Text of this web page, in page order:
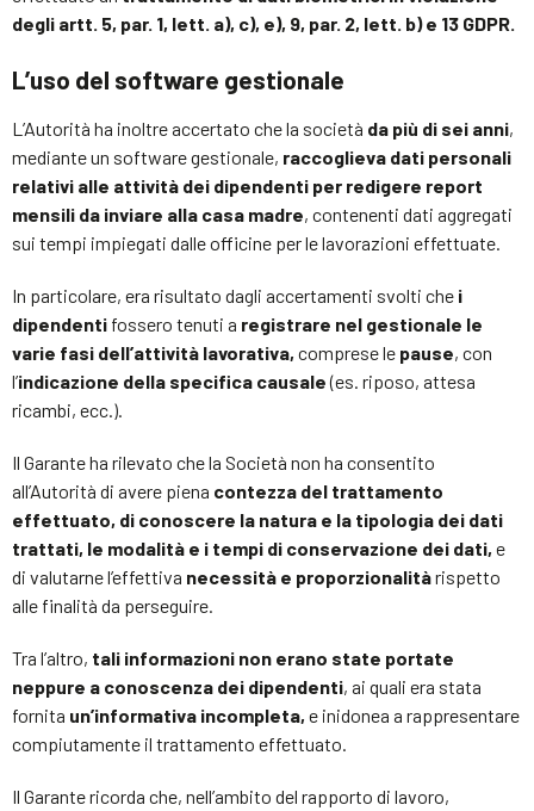
degli artt. 5, par. 1, lett. a), c), e), 9, par. 2, lett. b) e 13 GDPR.
L’uso del software gestionale
L’Autorità ha inoltre accertato che la società da più di sei anni,
mediante un software gestionale, raccoglieva dati personali
relativi alle attività dei dipendenti per redigere report
mensili da inviare alla casa madre, contenenti dati aggregati
sui tempi impiegati dalle officine per le lavorazioni effettuate.
In particolare, era risultato dagli accertamenti svolti che i
dipendenti fossero tenuti a registrare nel gestionale le
varie fasi dell’attività lavorativa, comprese le pause, con
l’indicazione della specifica causale(es. riposo, attesa
ricambi, ecc.).
Il Garante ha rilevato che la Società non ha consentito
all’Autorità di avere piena contezza del trattamento
effettuato, di conoscere la natura e la tipologia dei dati
trattati, le modalità e i tempi di conservazione dei dati, e
di valutarne l’effettiva necessità e proporzionalitàrispetto
alle finalità da perseguire.
Tra l’altro, tali informazioni non erano state portate
neppure a conoscenza dei dipendenti, ai quali era stata
fornita un’informativa incompleta, e inidonea a rappresentare
compiutamente il trattamento effettuato.
Il Garante ricorda che, nell’ambito del rapporto di lavoro,